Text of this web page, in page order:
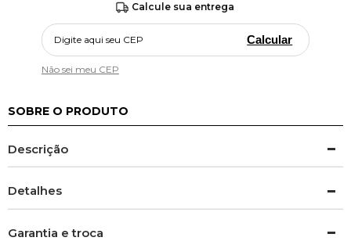
Calcule sua entrega
Calcular
Não sei meu CEP
SOBRE O PRODUTO
Descrição
Detalhes
Garantia e troca